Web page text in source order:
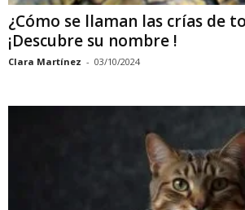
¿Cómo se llaman las crías de
¡Descubre su nombre !
Clara Martínez - 03/10/2024